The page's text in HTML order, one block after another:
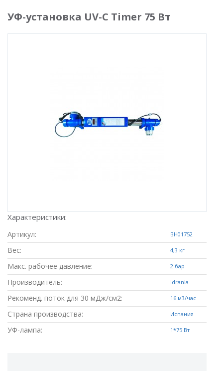
УФ-установка UV-C Timer 75 Вт
Характеристики:
Артикул: BH01752
Вес: 4,3 кг
Макс. рабочее давление: 2 бар
Производитель: Idrania
Рекоменд. поток для 30 мДж/см2: 16 м3/час
Страна производства: Испания
УФ-лампа: 1*75 Вт